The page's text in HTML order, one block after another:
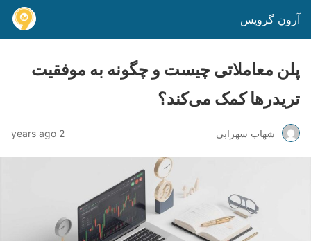
آرون گروپس
پلن معاملاتی چیست و چگونه به موفقیت
تریدرها کمک می‌کند؟
شهاب سهرابی 2 years ago